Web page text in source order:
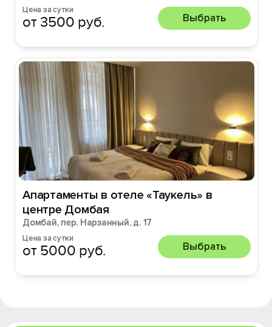
Цена за сутки
от 3500 руб. Выбрать
Апартаменты в отеле «Taукeль» в
центре Домбая
Домбай, пер. Нарзанный, д. 17
Цена за сутки
от 5000 руб. Выбрать